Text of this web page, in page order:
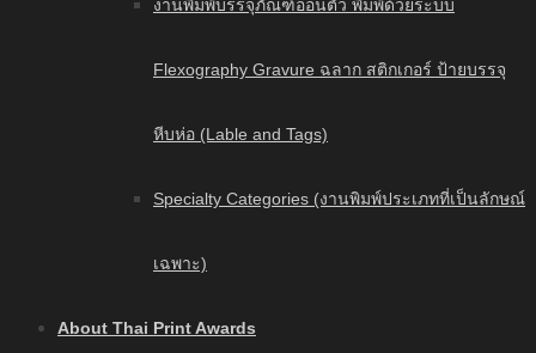
งานพิมพ์บรรจุภัณฑ์อ่อนตัว พิมพ์ด้วยระบบ
Flexography Gravure ฉลาก สติกเกอร์ ป้ายบรรจุ
หีบห่อ (Lable and Tags)
Specialty Categories (งานพิมพ์ประเภทที่เป็นลักษณ์
เฉพาะ)
About Thai Print Awards